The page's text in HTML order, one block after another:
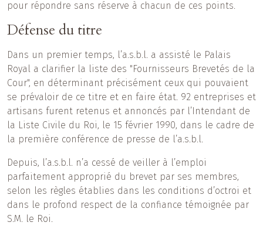
pour répondre sans réserve à chacun de ces points.
Défense du titre
Dans un premier temps, l’a.s.b.l. a assisté le Palais
Royal a clarifier la liste des "Fournisseurs Brevetés de la
Cour", en déterminant précisément ceux qui pouvaient
se prévaloir de ce titre et en faire état. 92 entreprises et
artisans furent retenus et annoncés par l’Intendant de
la Liste Civile du Roi, le 15 février 1990, dans le cadre de
la première conférence de presse de l’a.s.b.l.
Depuis, l’a.s.b.l. n’a cessé de veiller à l’emploi
parfaitement approprié du brevet par ses membres,
selon les règles établies dans les conditions d’octroi et
dans le profond respect de la confiance témoignée par
S.M. le Roi.